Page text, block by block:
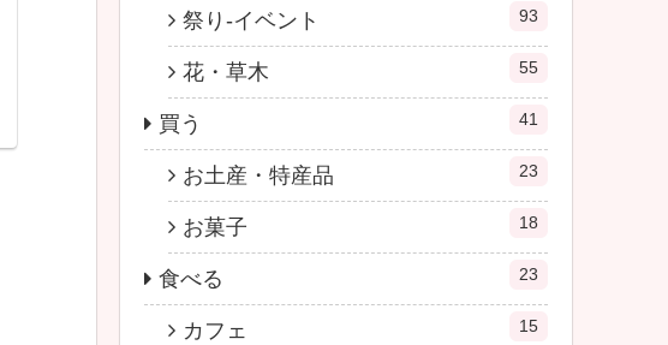
祭り-イベント 93
花・草木 55
買う 41
お土産・特産品 23
お菓子 18
食べる 23
カフェ 15